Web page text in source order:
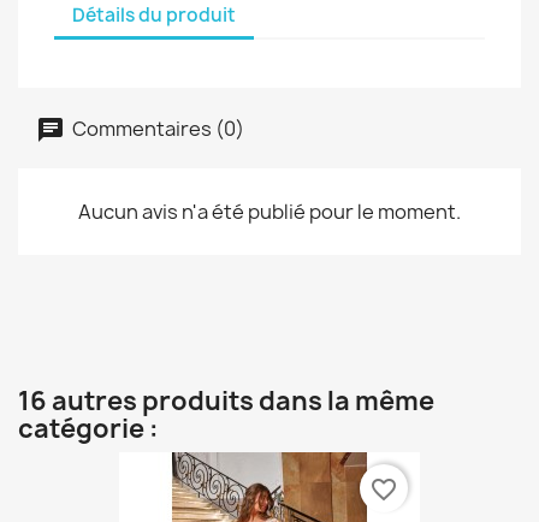
Détails du produit
Commentaires (0)
Aucun avis n'a été publié pour le moment.
16 autres produits dans la même
catégorie :
favorite_border